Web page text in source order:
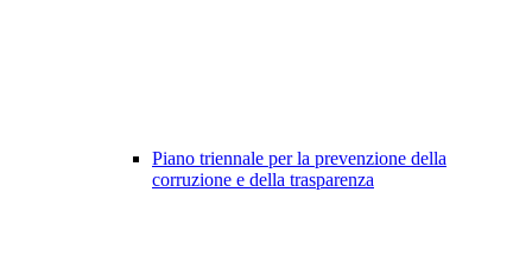
Piano triennale per la prevenzione della
corruzione e della trasparenza